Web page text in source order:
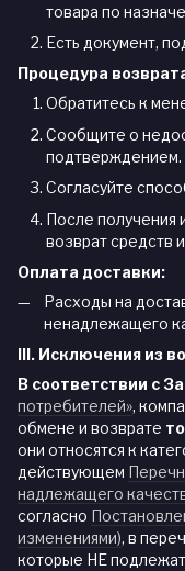
товара по
Есть документ,
Процедура
Обратитесь к
Сообщите о
подтверждением.
Согласуйте
После получения
возврат средств
Оплата доставки:
Расходы на
ненадлежащего
III. Исключения из
В соответствии с
потребителей»,
обмене и возврате
они относятся к
действующем
надлежащего
согласно
изменениями), в
которые НЕ